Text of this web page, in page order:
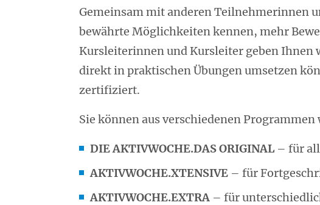
Gemeinsam mit anderen Teilnehmerinnen
bewährte Möglichkeiten kennen, mehr
Kursleiterinnen und Kursleiter geben Ihnen
direkt in praktischen Übungen umsetzen
zertifiziert.
Sie können aus verschiedenen Programmen
DIE AKTIVWOCHE.DAS ORIGINAL – für
AKTIVWOCHE.XTENSIVE – für
AKTIVWOCHE.EXTRA – für